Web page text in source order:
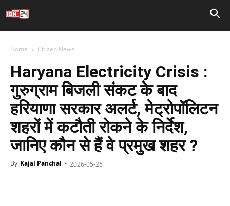
Home Citizen News
Haryana Electricity Crisis :
गुरुग्राम बिजली संकट के बाद
हरियाणा सरकार अलर्ट, मेट्रोपॉलिटन
शहरों में कटौती रोकने के निर्देश,
जानिए कौन से हैं वे प्रमुख शहर ?
By Kajal Panchal - 2026-05-26